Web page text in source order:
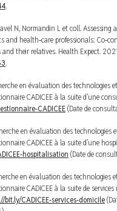
.
N, Normandin L et coll.
and health‐care professionals:
their relatives. Health Expect.
.
en évaluation des technologies
CADICEE à la suite d’une
CADICEE(Date de
en évaluation des technologies
CADICEE à la suite d’une
hospitalisation (Date de
en évaluation des technologies
CADICEE à la suite de services
bit.ly/CADICEE-services-domicile